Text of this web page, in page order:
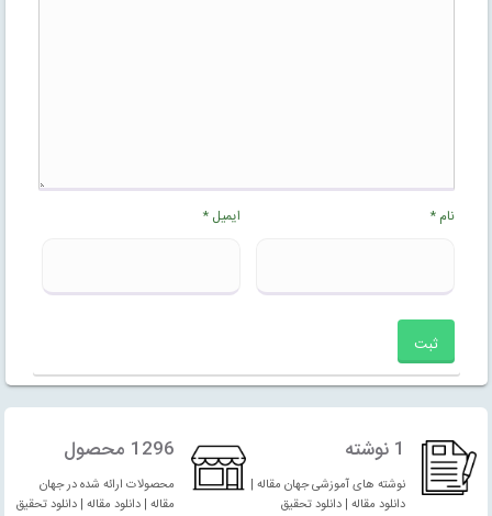
نام* ایمیل*
1 نوشته
نوشته های آموزشی جهان مقاله |
دانلود مقاله | دانلود تحقیق
1296 محصول
محصولات ارائه شده در جهان
مقاله | دانلود مقاله | دانلود تحقیق